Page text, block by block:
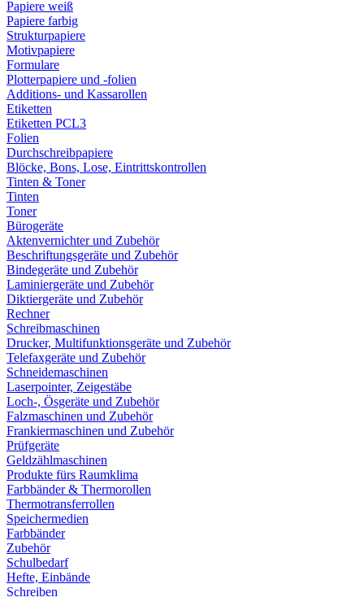
Papiere weiß
Papiere farbig
Strukturpapiere
Motivpapiere
Formulare
Plotterpapiere und -folien
Additions- und Kassarollen
Etiketten
Etiketten PCL3
Folien
Durchschreibpapiere
Blöcke, Bons, Lose, Eintrittskontrollen
Tinten & Toner
Tinten
Toner
Bürogeräte
Aktenvernichter und Zubehör
Beschriftungsgeräte und Zubehör
Bindegeräte und Zubehör
Laminiergeräte und Zubehör
Diktiergeräte und Zubehör
Rechner
Schreibmaschinen
Drucker, Multifunktionsgeräte und Zubehör
Telefaxgeräte und Zubehör
Schneidemaschinen
Laserpointer, Zeigestäbe
Loch-, Ösgeräte und Zubehör
Falzmaschinen und Zubehör
Frankiermaschinen und Zubehör
Prüfgeräte
Geldzählmaschinen
Produkte fürs Raumklima
Farbbänder & Thermorollen
Thermotransferrollen
Speichermedien
Farbbänder
Zubehör
Schulbedarf
Hefte, Einbände
Schreiben